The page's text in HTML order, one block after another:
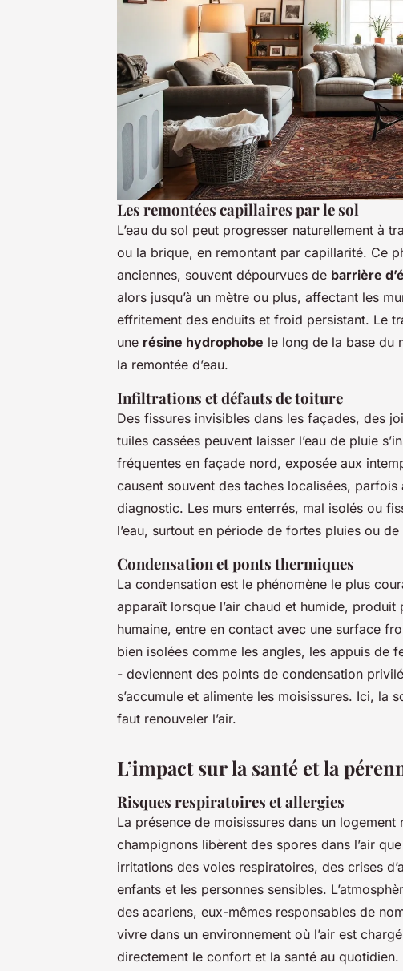
Les remontées capillaires par le sol
L’eau du sol peut progresser naturellement à
ou la brique, en remontant par capillarité. Ce
anciennes, souvent dépourvues de barrière
alors jusqu’à un mètre ou plus, affectant les
effritement des enduits et froid persistant. Le
une résine hydrophobe le long de la base du
la remontée d’eau.
Infiltrations et défauts de toiture
Des fissures invisibles dans les façades, des
tuiles cassées peuvent laisser l’eau de pluie
fréquentes en façade nord, exposée aux
causent souvent des taches localisées,
diagnostic. Les murs enterrés, mal isolés ou
l’eau, surtout en période de fortes pluies ou
Condensation et ponts thermiques
La condensation est le phénomène le plus
apparaît lorsque l’air chaud et humide,
humaine, entre en contact avec une surface
bien isolées comme les angles, les appuis de
- deviennent des points de condensation
s’accumule et alimente les moisissures. Ici, la
faut renouveler l’air.
L’impact sur la santé et la
Risques respiratoires et allergies
La présence de moisissures dans un logement
champignons libèrent des spores dans l’air
irritations des voies respiratoires, des crises
enfants et les personnes sensibles.
des acariens, eux-mêmes responsables de
vivre dans un environnement où l’air est
directement le confort et la santé au quotidien.